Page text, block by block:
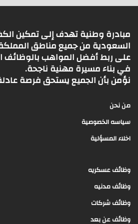
مبادرة وطنية تهدف إلى تمكين
السعودية من جميع مناطق
على ربط أفضل المواهب بالوظائف
في بناء مسيرة مهنية ناجحة.
نؤمن بأن الجميع يستحق فرصة
من نحن
سياسه الخصوصية
اخلاء المسؤلية
وظائف عسكريه
وظائف مدنيه
وظائف شركات
وظائف عن بعد